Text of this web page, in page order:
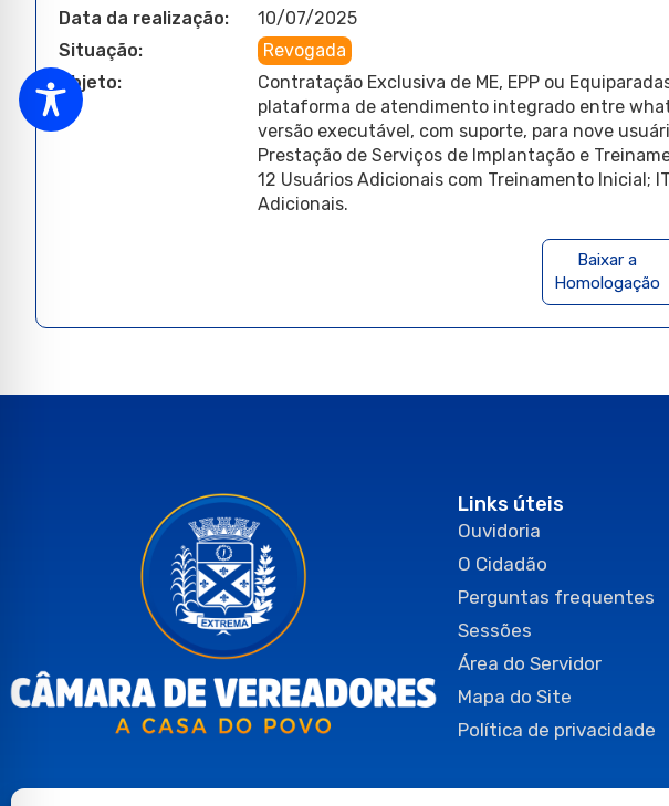
Data da realização:
10/07/2025
Situação:
Revogada
Objeto:
Contratação Exclusiva de ME, EPP ou
plataforma de atendimento integrado entre
versão executável, com suporte, para nove
Prestação de Serviços de Implantação e
12 Usuários Adicionais com Treinamento Inicial;
Adicionais.
Baixar a
Homologação
Links úteis
Ouvidoria
O Cidadão
Perguntas frequentes
Sessões
Área do Servidor
Mapa do Site
Política de privacidade